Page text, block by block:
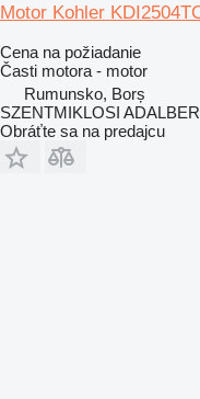
Motor Kohler
Cena na požiadanie
Časti motora - motor
Rumunsko, Borș
SZENTMIKLOSI
Obráťte sa na predajcu